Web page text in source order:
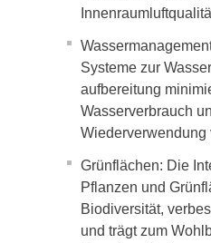
Systeme zur
aufbereitung
Wasserverbrauch
Wiederverwendung
Grünflächen: Die
Pflanzen und
Biodiversität,
und trägt zum